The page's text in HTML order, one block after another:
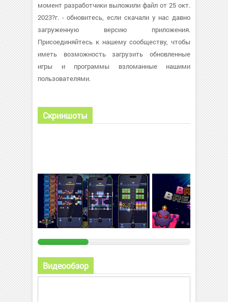
момент разработчики выложили файл от 25 окт.
2023?г. - обновитесь, если скачали у нас давно
загруженную версию приложения.
Присоединяйтесь к нашему сообществу, чтобы
иметь возможность загрузить обновленные
игры и программы взломанные нашими
пользователями.
Скриншоты
Видеообзор